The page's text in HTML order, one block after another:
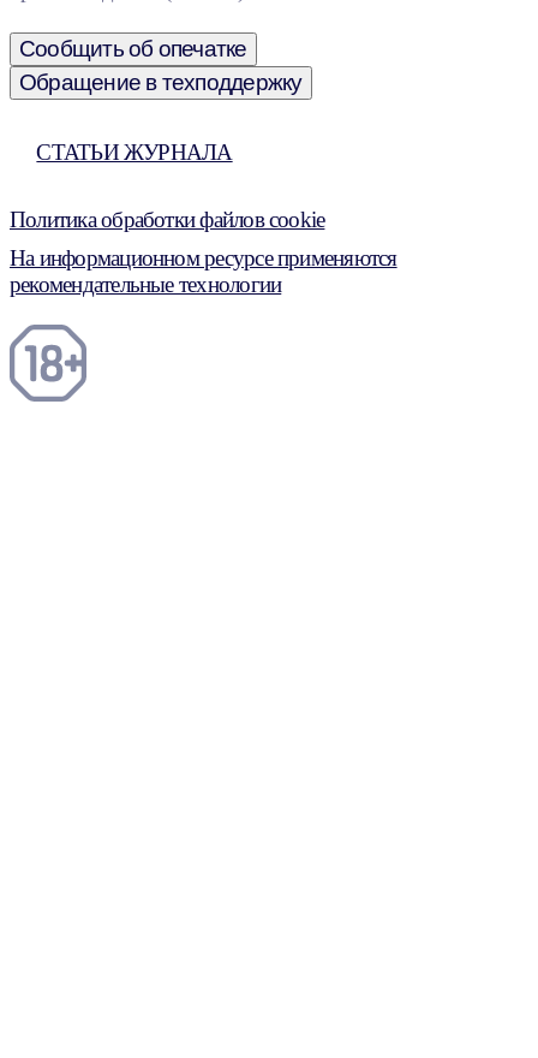
Сообщить об опечатке
Обращение в техподдержку
СТАТЬИ ЖУРНАЛА
Политика обработки файлов cookie
На информационном ресурсе применяются
рекомендательные технологии